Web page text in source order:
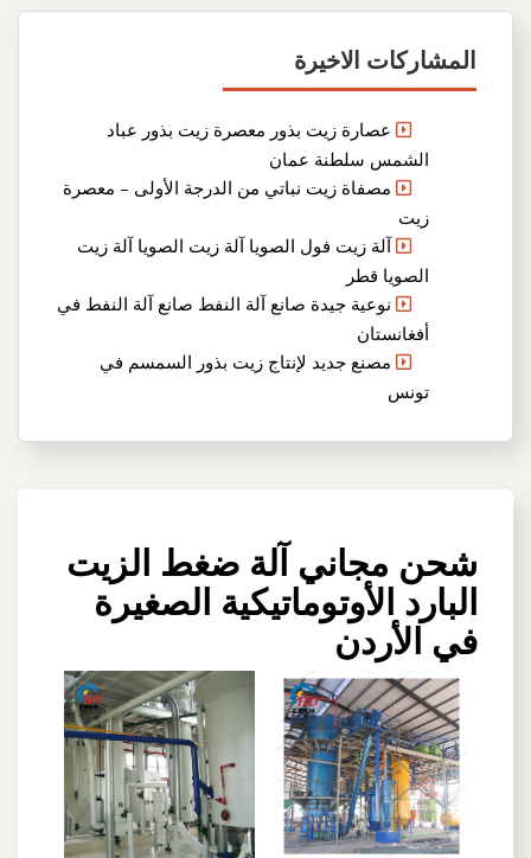
المشاركات الاخيرة
عصارة زيت بذور معصرة زيت بذور عباد
الشمس سلطنة عمان
مصفاة زيت نباتي من الدرجة الأولى – معصرة
زيت
آلة زيت فول الصويا آلة زيت الصويا آلة زيت
الصويا قطر
نوعية جيدة صانع آلة النفط صانع آلة النفط في
أفغانستان
مصنع جديد لإنتاج زيت بذور السمسم في
تونس
شحن مجاني آلة ضغط الزيت
البارد الأوتوماتيكية الصغيرة
في الأردن